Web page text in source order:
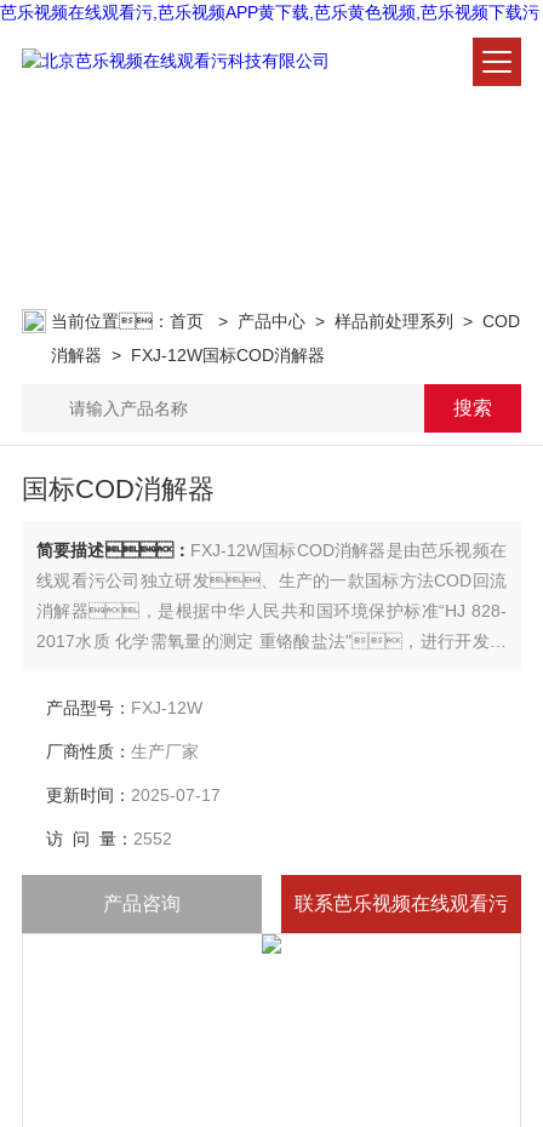
芭乐视频在线观看污,芭乐视频APP黄下载,芭乐黄色视频,芭乐视频下载污
当前位置： 首页 > 产品中心> 样品前处理系列 > COD
消解器 > FXJ-12W国标COD消解器
国标COD消解器
简要描述： FXJ-12W国标COD消解器是由芭乐视频在
线观看污公司独立研发、生产的一款国标方法COD回流
消解器，是根据中华人民共和国环境保护标准“HJ 828-
2017水质 化学需氧量的测定 重铬酸盐法"，进行开发研
生活污水和工业废水中化学需氧量的测定。
产品型号： FXJ-12W
厂商性质： 生产厂家
更新时间： 2025-07-17
访 问 量： 2552
产品咨询 联系芭乐视频在线观看污